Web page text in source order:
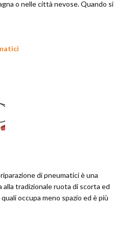
o nelle città nevose. Quando si
di pneumatici è una
alla tradizionale ruota di scorta ed
occupa meno spazio ed è più